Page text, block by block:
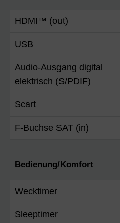
HDMI™ (out)
USB
Audio-Ausgang digital
elektrisch (S/PDIF)
Scart
F-Buchse SAT (in)
Bedienung/Komfort
Wecktimer
Sleeptimer